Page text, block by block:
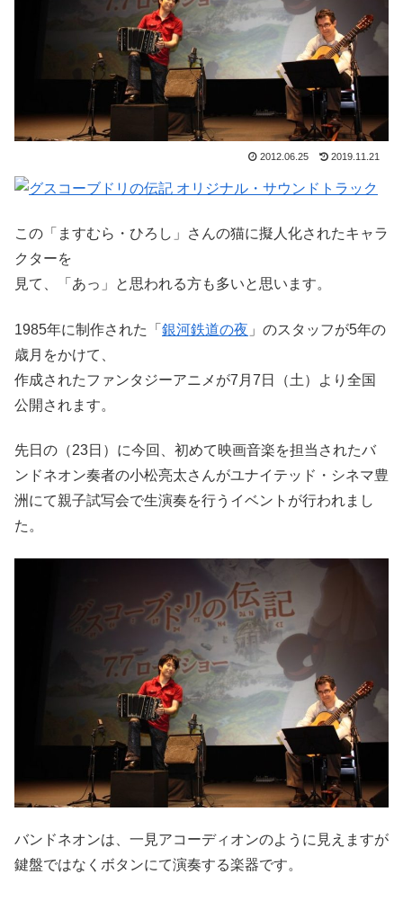
2012.06.25 2019.11.21
この「ますむら・ひろし」さんの猫に擬人化されたキャラ
クターを
見て、「あっ」と思われる方も多いと思います。
1985年に制作された「 銀河鉄道の夜 」のスタッフが5年の
歳月をかけて、
作成されたファンタジーアニメが7月7日（土）より全国
公開されます。
先日の（23日）に今回、初めて映画音楽を担当されたバ
ンドネオン奏者の小松亮太さんがユナイテッド・シネマ豊
洲にて親子試写会で生演奏を行うイベントが行われまし
た。
バンドネオンは、一見アコーディオンのように見えますが
鍵盤ではなくボタンにて演奏する楽器です。